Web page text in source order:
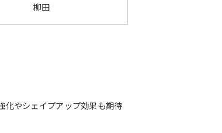
柳田
化やシェイプアップ効果も期待